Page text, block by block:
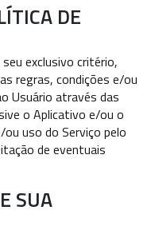
DE
exclusivo critério,
regras, condições e/ou
Usuário através das
o Aplicativo e/ou o
uso do Serviço pelo
de eventuais
SUA